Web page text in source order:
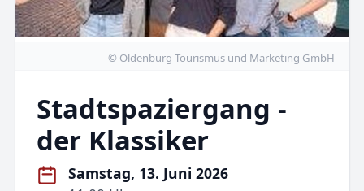
© Oldenburg Tourismus und Marketing GmbH
Stadtspaziergang -
der Klassiker
Samstag, 13. Juni 2026